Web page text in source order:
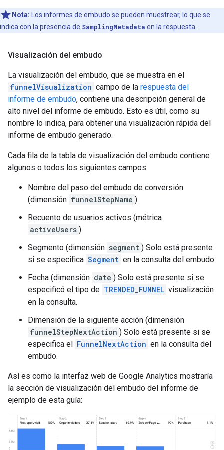
Nota: Los informes de embudo se pueden muestrear, lo que se
indica con la presencia de SamplingMetadata en la respuesta.
Visualización del embudo
La visualización del embudo, que se muestra en el
funnelVisualization campo de la respuesta del
informe de embudo, contiene una descripción general de
alto nivel del informe de embudo. Esto es útil, como su
nombre lo indica, para obtener una visualización rápida del
informe de embudo generado.
Cada fila de la tabla de visualización del embudo contiene
algunos o todos los siguientes campos:
Nombre del paso del embudo de conversión
(dimensión funnelStepName )
Recuento de usuarios activos (métrica
activeUsers )
Segmento (dimensión segment ) Solo está presente
si se especifica Segment en la consulta del embudo.
Fecha (dimensión date ) Solo está presente si se
especificó el tipo de TRENDED_FUNNEL visualización
en la consulta.
Dimensión de la siguiente acción (dimensión
funnelStepNextAction ) Solo está presente si se
especifica el FunnelNextAction en la consulta del
embudo.
Así es como la interfaz web de Google Analytics mostraría
la sección de visualización del embudo del informe de
ejemplo de esta guía: